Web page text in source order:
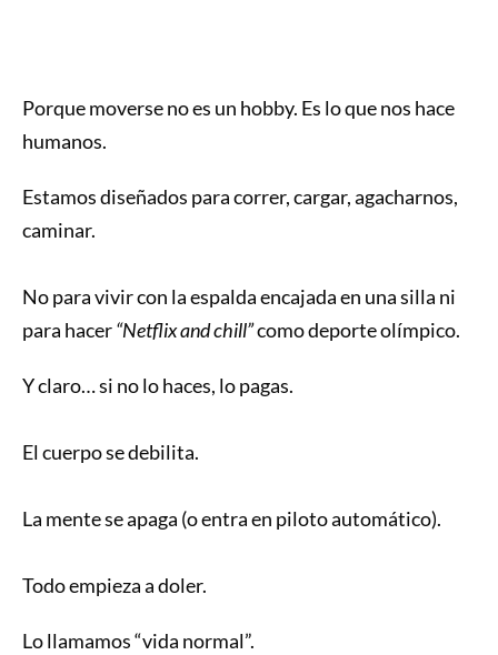
Porque moverse no es un hobby. Es lo que nos hace
humanos.
Estamos diseñados para correr, cargar, agacharnos,
caminar.
No para vivir con la espalda encajada en una silla ni
para hacer“Netflix and chill”como deporte olímpico.
Y claro… si no lo haces, lo pagas.
El cuerpo se debilita.
La mente se apaga (o entra en piloto automático).
Todo empieza a doler.
Lo llamamos “vida normal”.